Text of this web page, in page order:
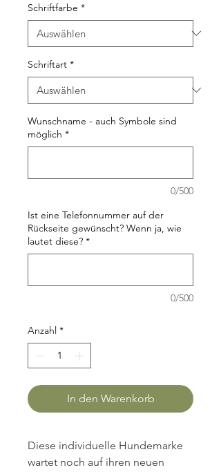
Schriftfarbe *
Schriftart *
Wunschname - auch Symbole sind
möglich *
0/500
Ist eine Telefonnummer auf der
Rückseite gewünscht? Wenn ja, wie
lautet diese? *
0/500
Anzahl *
In den Warenkorb
Diese individuelle Hundemarke
wartet noch auf ihren neuen